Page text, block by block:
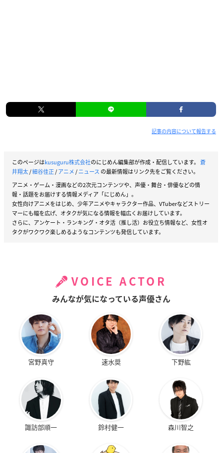
記事の内容について報告する
このページはkusuguru株式会社のにじめん編集部が作成・配信しています。 蒼
井翔太/細谷佳正/アニメ/ニュース の最新情報はリンク先をご覧ください。
アニメ・ゲーム・漫画などの2次元コンテンツや、声優・舞台・俳優などの情
報・話題をお届けする情報メディア「にじめん」。
女性向けアニメをはじめ、少年アニメやキャラクター作品、VTuberなどストリー
マーにも幅を広げ、オタクが気になる情報を幅広くお届けしています。
さらに、アンケート・ランキング・オタ活（推し活）お役立ち情報など、女性オ
タクがワクワク楽しめるようなコンテンツも発信しています。
VOICE ACTOR
みんなが気になっている声優さん
宮野真守 速水奨 下野紘
諏訪部順一 鈴村健一 森川智之